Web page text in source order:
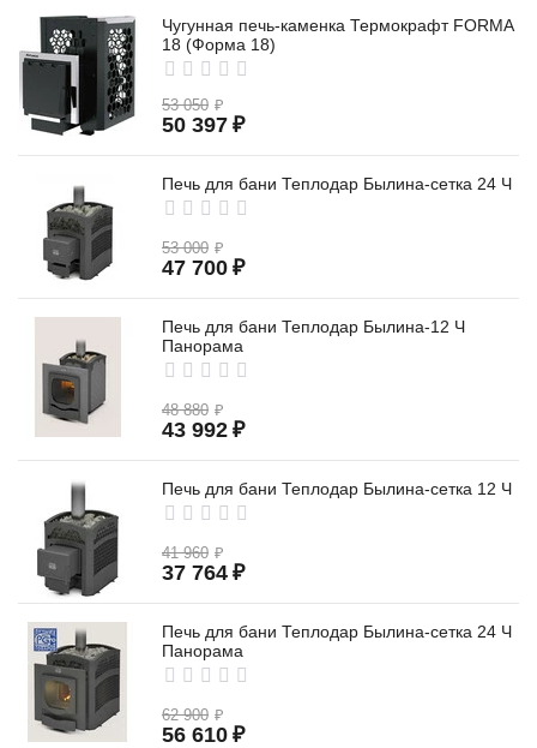
Чугунная печь-каменка Термокрафт FORMA
18 (Форма 18)
53 050 ₽
50 397 ₽
Печь для бани Теплодар Былина-сетка 24 Ч
53 000 ₽
47 700 ₽
Печь для бани Теплодар Былина-12 Ч
Панорама
48 880 ₽
43 992 ₽
Печь для бани Теплодар Былина-сетка 12 Ч
41 960 ₽
37 764 ₽
Печь для бани Теплодар Былина-сетка 24 Ч
Панорама
62 900 ₽
56 610 ₽